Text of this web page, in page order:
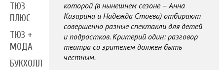
ТЮЗ
ПЛЮС
ТЮЗ +
МОДА
БУКХОЛЛ
которой (в нынешнем сезоне – Анна
Казарина и Надежда Стоева) отбирают
совершенно разные спектакли для детей
и подростков. Критерий один: разговор
театра со зрителем должен быть
честным.